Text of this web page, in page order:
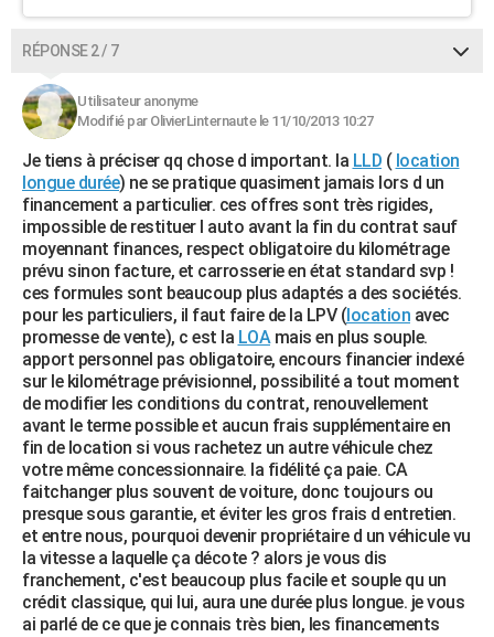
RÉPONSE 2 / 7
Utilisateur anonyme
Modifié par OlivierLinternaute le 11/10/2013 10:27
Je tiens à préciser qq chose d important. la LLD ( location
longue durée) ne se pratique quasiment jamais lors d un
financement a particulier. ces offres sont très rigides,
impossible de restituer l auto avant la fin du contrat sauf
moyennant finances, respect obligatoire du kilométrage
prévu sinon facture, et carrosserie en état standard svp !
ces formules sont beaucoup plus adaptés a des sociétés.
pour les particuliers, il faut faire de la LPV (location avec
promesse de vente), c est la LOAmais en plus souple.
apport personnel pas obligatoire, encours financier indexé
sur le kilométrage prévisionnel, possibilité a tout moment
de modifier les conditions du contrat, renouvellement
avant le terme possible et aucun frais supplémentaire en
fin de location si vous rachetez un autre véhicule chez
votre même concessionnaire. la fidélité ça paie. CA
faitchanger plus souvent de voiture, donc toujours ou
presque sous garantie, et éviter les gros frais d entretien.
et entre nous, pourquoi devenir propriétaire d un véhicule vu
la vitesse a laquelle ça décote ? alors je vous dis
franchement, c'est beaucoup plus facile et souple qu un
crédit classique, qui lui, aura une durée plus longue. je vous
ai parlé de ce que je connais très bien, les financements